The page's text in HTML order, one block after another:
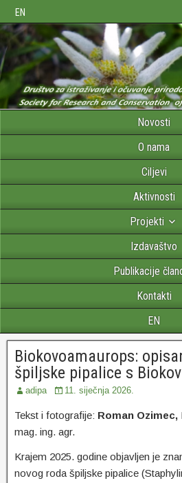
EN
Novosti
O nama
Ciljevi
Aktivnosti
Projekti
Izdavaštvo
Publikacije
Kontakti
EN
Biokovoamaurops:
špiljske pipalice s
adipa 11. siječnja 2026.
Tekst i fotografije: Roman Ozimec,
mag. ing. agr.
Krajem 2025. godine objavljen je
novog roda špiljske pipalice